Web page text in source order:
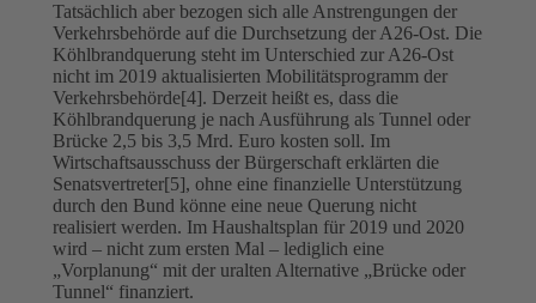
Tatsächlich aber bezogen sich alle Anstrengungen der
Verkehrsbehörde auf die Durchsetzung der A26-Ost. Die
Köhlbrandquerung steht im Unterschied zur A26-Ost
nicht im 2019 aktualisierten Mobilitätsprogramm der
Verkehrsbehörde[4]. Derzeit heißt es, dass die
Köhlbrandquerung je nach Ausführung als Tunnel oder
Brücke 2,5 bis 3,5 Mrd. Euro kosten soll. Im
Wirtschaftsausschuss der Bürgerschaft erklärten die
Senatsvertreter[5], ohne eine finanzielle Unterstützung
durch den Bund könne eine neue Querung nicht
realisiert werden. Im Haushaltsplan für 2019 und 2020
wird – nicht zum ersten Mal – lediglich eine
„Vorplanung“ mit der uralten Alternative „Brücke oder
Tunnel“ finanziert.